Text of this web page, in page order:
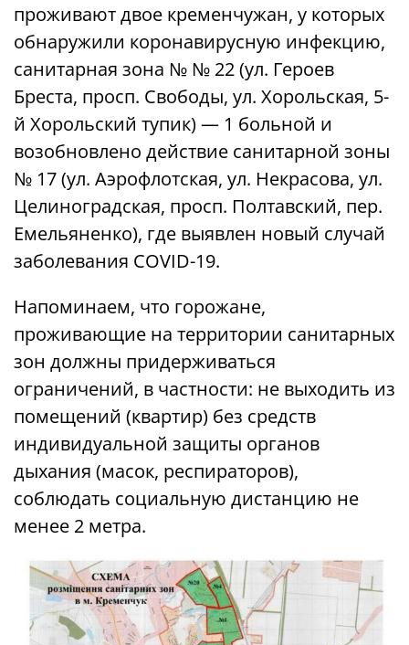
проживают двое кременчужан, у которых
обнаружили коронавирусную инфекцию,
санитарная зона № № 22 (ул. Героев
Бреста, просп. Свободы, ул. Хорольская, 5-
й Хорольский тупик) — 1 больной и
возобновлено действие санитарной зоны
№ 17 (ул. Аэрофлотская, ул. Некрасова, ул.
Целиноградская, просп. Полтавский, пер.
Емельяненко), где выявлен новый случай
заболевания COVID-19.
Напоминаем, что горожане,
проживающие на территории санитарных
зон должны придерживаться
ограничений, в частности: не выходить из
помещений (квартир) без средств
индивидуальной защиты органов
дыхания (масок, респираторов),
соблюдать социальную дистанцию не
менее 2 метра.